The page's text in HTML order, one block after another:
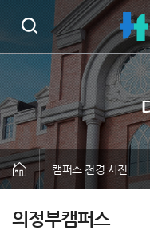
캠퍼스 전경 사진
의정부캠퍼스